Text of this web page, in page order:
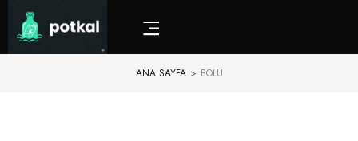
ANA SAYFA > BOLU